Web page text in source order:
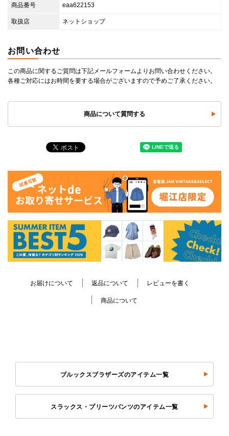
商品番号 eaa622153
取扱店 ネットショップ
お問い合わせ
この商品に関するご質問は下記メールフォームよりお問い合わせください。
各種ご対応にはお時間を要する場合がございますので予めご了承ください。
商品について質問する
お届けについて 返品について レビューを書く
商品について
ブルックスブラザーズのアイテム一覧
スラックス・プリーツパンツのアイテム一覧